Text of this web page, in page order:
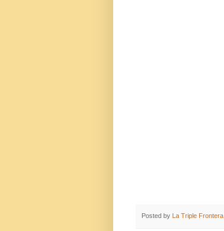
Posted by La Triple Frontera